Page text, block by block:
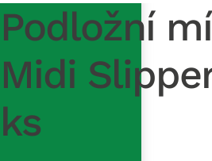
Podložní
Midi
ks